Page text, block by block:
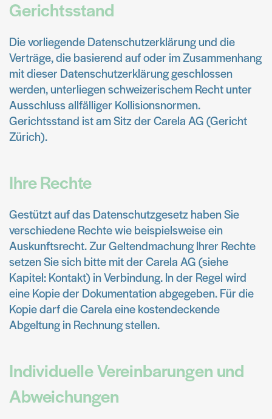
Gerichtsstand
Die vorliegende Datenschutzerklärung und die
Verträge, die basierend auf oder im Zusammenhang
mit dieser Datenschutzerklärung geschlossen
werden, unterliegen schweizerischem Recht unter
Ausschluss allfälliger Kollisionsnormen.
Gerichtsstand ist am Sitz der Carela AG (Gericht
Zürich).
Ihre Rechte
Gestützt auf das Datenschutzgesetz haben Sie
verschiedene Rechte wie beispielsweise ein
Auskunftsrecht. Zur Geltendmachung Ihrer Rechte
setzen Sie sich bitte mit der Carela AG (siehe
Kapitel: Kontakt) in Verbindung. In der Regel wird
eine Kopie der Dokumentation abgegeben. Für die
Kopie darf die Carela eine kostendeckende
Abgeltung in Rechnung stellen.
Individuelle Vereinbarungen und
Abweichungen